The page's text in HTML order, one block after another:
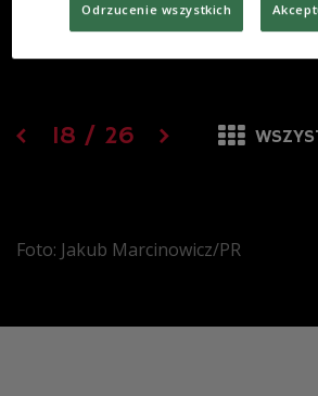
18 / 26
Foto: Jakub Marcinowicz/PR
Odrzucenie wszystkich